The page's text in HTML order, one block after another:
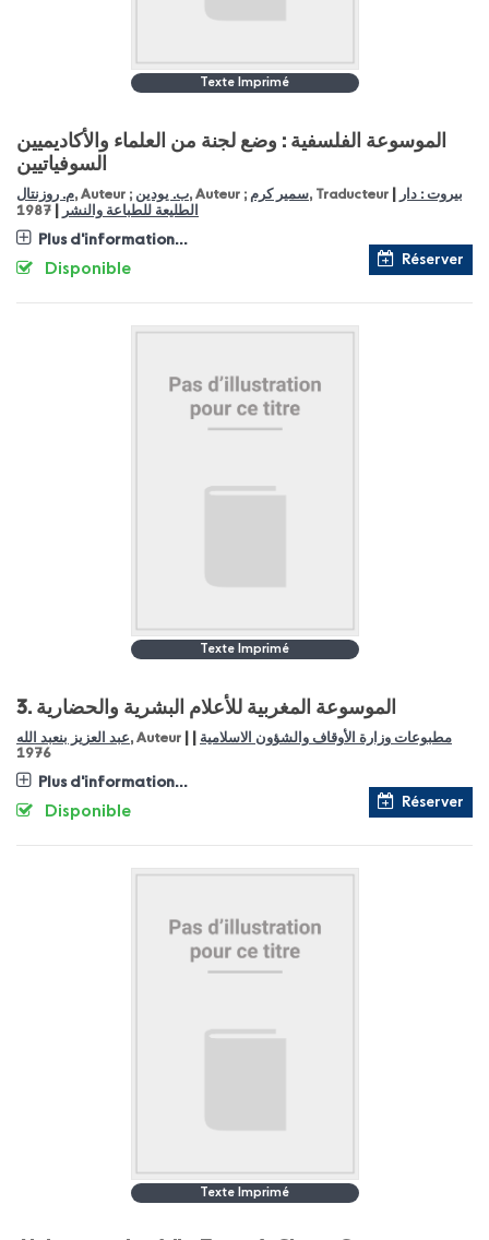
Texte Imprimé
الموسوعة الفلسفية : وضع لجنة من العلماء والأكاديميين
السوفياتيين
م. روزنتال, Auteur ; ب. يودين, Auteur ; سمير كرم, Traducteur
بيروت : دار
الطليعة للطباعة والنشر
1987
Plus d'information...
Réserver
Disponible
Texte Imprimé
3. الموسوعة المغربية للأعلام البشرية والحضارية
عبد العزيز بنعبد الله, Auteur مطبوعات وزارة الأوقاف والشؤون الاسلامية
1976
Plus d'information...
Réserver
Disponible
Texte Imprimé